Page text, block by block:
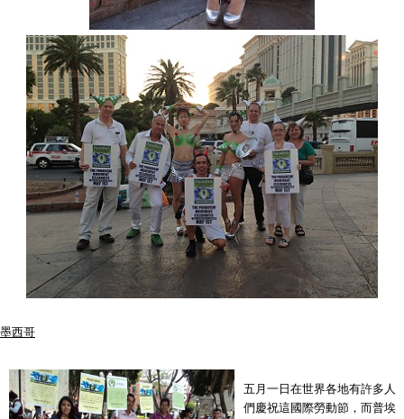
墨西哥
五月一日在世界各地有許多人
們慶祝這國際勞動節，而普埃